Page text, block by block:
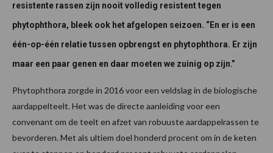
resistente rassen zijn nooit volledig resistent tegen
phytophthora, bleek ook het afgelopen seizoen. “En er is een
één-op-één relatie tussen opbrengst en phytophthora. Er zijn
maar een paar genen en daar moeten we zuinig op zijn.”
Phytophthora zorgde in 2016 voor een veldslag in de biologische
aardappelteelt. Het was de directe aanleiding voor een
convenant om de teelt en afzet van robuuste aardappelrassen te
bevorderen. Met als ultiem doel honderd procent om in de keten